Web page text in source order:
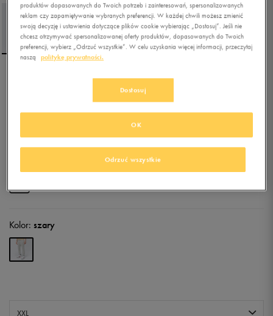
FILA SPODNIE FILA BROKE
(najniższa cena z 30 dni przed obniżką)
69,99złz Vat
Kolor: szary
XXL
produktów dopasowanych do Twoich potrzeb i zainteresowań, spersonalizowanych
reklam czy zapamiętywanie wybranych preferencji. W każdej chwili możesz zmienić
swoją decyzję i ustawienia dotyczące plików cookie wybierając „Dostosuj”. Jeśli nie
chcesz otrzymywać spersonalizowanej oferty produktów, dopasowanych do Twoich
preferencji, wybierz „Odrzuć wszystkie”. W celu uzyskania więcej informacji, przeczytaj
naszą
politykę prywatności.
Dostosuj
Odrzuć wszystkie
OK